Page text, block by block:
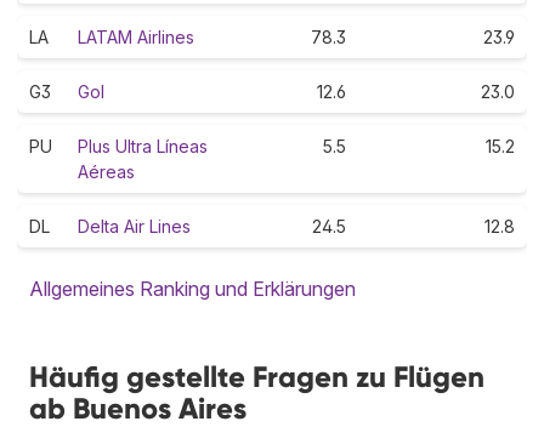
LA LATAM Airlines 78.3 23.9
G3 Gol 12.6 23.0
PU
Plus Ultra Líneas
Aéreas
5.5 15.2
DL Delta Air Lines 24.5 12.8
Allgemeines Ranking und Erklärungen
Häufig gestellte Fragen zu Flügen
ab Buenos Aires